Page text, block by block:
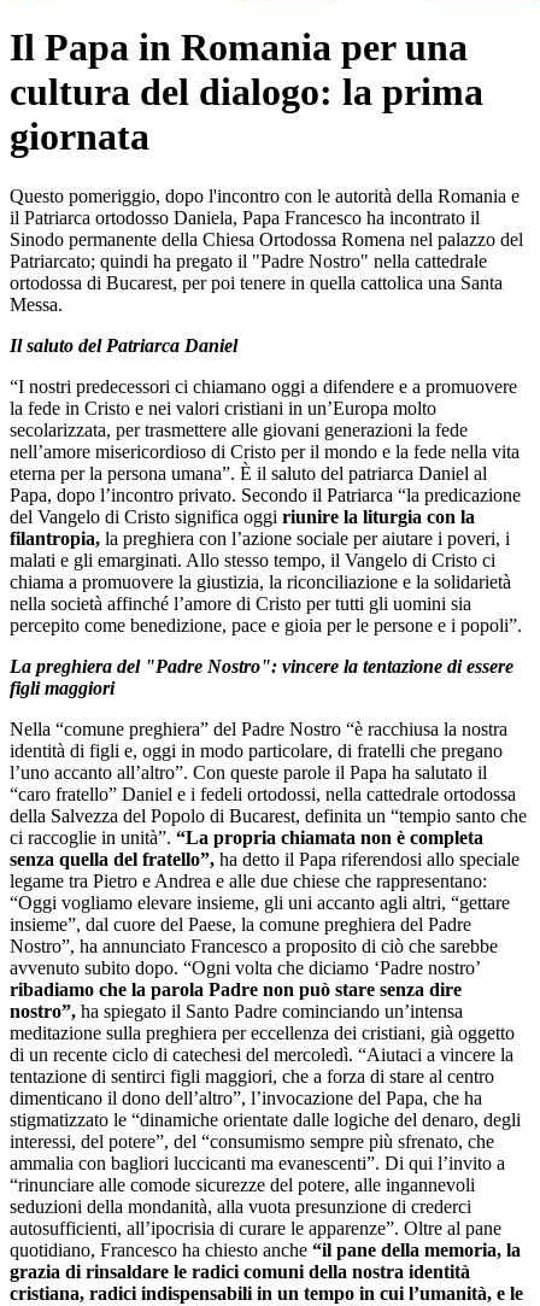
Il Papa in Romania per una
cultura del dialogo: la prima
giornata
Questo pomeriggio, dopo l'incontro con le autorità della Romania e
il Patriarca ortodosso Daniela, Papa Francesco ha incontrato il
Sinodo permanente della Chiesa Ortodossa Romena nel palazzo del
Patriarcato; quindi ha pregato il "Padre Nostro" nella cattedrale
ortodossa di Bucarest, per poi tenere in quella cattolica una Santa
Messa.
Il saluto del Patriarca Daniel
“I nostri predecessori ci chiamano oggi a difendere e a promuovere
la fede in Cristo e nei valori cristiani in un’Europa molto
secolarizzata, per trasmettere alle giovani generazioni la fede
nell’amore misericordioso di Cristo per il mondo e la fede nella vita
eterna per la persona umana”. È il saluto del patriarca Daniel al
Papa, dopo l’incontro privato. Secondo il Patriarca “la predicazione
del Vangelo di Cristo significa oggi riunire la liturgia con la
filantropia, la preghiera con l’azione sociale per aiutare i poveri, i
malati e gli emarginati. Allo stesso tempo, il Vangelo di Cristo ci
chiama a promuovere la giustizia, la riconciliazione e la solidarietà
nella società affinché l’amore di Cristo per tutti gli uomini sia
percepito come benedizione, pace e gioia per le persone e i popoli”.
La preghiera del "Padre Nostro": vincere la tentazione di essere
figli maggiori
Nella “comune preghiera” del Padre Nostro “è racchiusa la nostra
identità di figli e, oggi in modo particolare, di fratelli che pregano
l’uno accanto all’altro”. Con queste parole il Papa ha salutato il
“caro fratello” Daniel e i fedeli ortodossi, nella cattedrale ortodossa
della Salvezza del Popolo di Bucarest, definita un “tempio santo che
ci raccoglie in unità”. “La propria chiamata non è completa
senza quella del fratello”, ha detto il Papa riferendosi allo speciale
legame tra Pietro e Andrea e alle due chiese che rappresentano:
“Oggi vogliamo elevare insieme, gli uni accanto agli altri, “gettare
insieme”, dal cuore del Paese, la comune preghiera del Padre
Nostro”, ha annunciato Francesco a proposito di ciò che sarebbe
avvenuto subito dopo. “Ogni volta che diciamo ‘Padre nostro’
ribadiamo che la parola Padre non può stare senza dire
nostro”, ha spiegato il Santo Padre cominciando un’intensa
meditazione sulla preghiera per eccellenza dei cristiani, già oggetto
di un recente ciclo di catechesi del mercoledì. “Aiutaci a vincere la
tentazione di sentirci figli maggiori, che a forza di stare al centro
dimenticano il dono dell’altro”, l’invocazione del Papa, che ha
stigmatizzato le “dinamiche orientate dalle logiche del denaro, degli
interessi, del potere”, del “consumismo sempre più sfrenato, che
ammalia con bagliori luccicanti ma evanescenti”. Di qui l’invito a
“rinunciare alle comode sicurezze del potere, alle ingannevoli
seduzioni della mondanità, alla vuota presunzione di crederci
autosufficienti, all’ipocrisia di curare le apparenze”. Oltre al pane
quotidiano, Francesco ha chiesto anche “il pane della memoria, la
grazia di rinsaldare le radici comuni della nostra identità
cristiana, radici indispensabili in un tempo in cui l’umanità, e le